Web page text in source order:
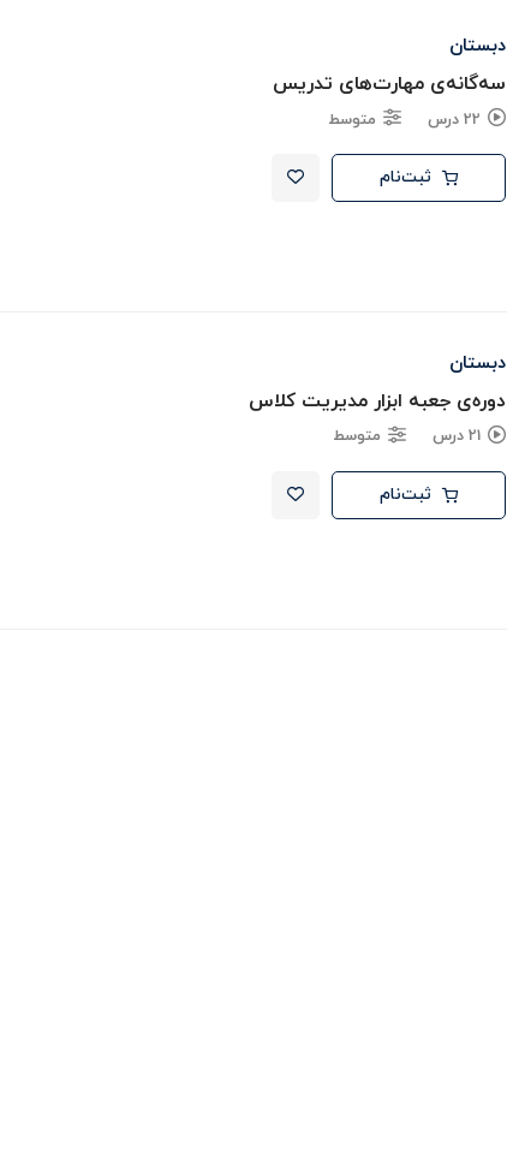
دبستان
سه‌گانه‌ی مهارت‌های تدریس
22 درس متوسط
ثبت‌نام
دبستان
دوره‌ی جعبه ابزار مدیریت کلاس
21 درس متوسط
ثبت‌نام